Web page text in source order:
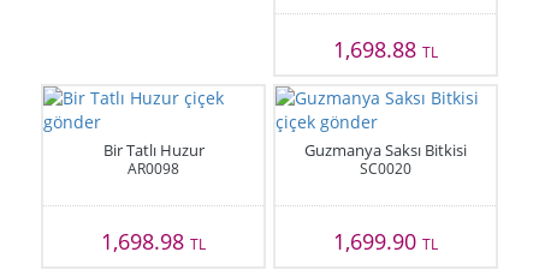
1,698.88 TL
Bir Tatlı Huzur
AR0098
1,698.98TL
Guzmanya Saksı Bitkisi
SC0020
1,699.90 TL